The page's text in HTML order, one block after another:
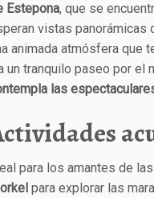
Estepona, que se
vistas panorámicas
animada atmósfera que
un tranquilo paseo por el
las
para los amantes de
para explorar las